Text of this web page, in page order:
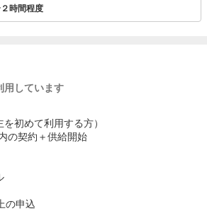
変更可能
で、契約期間の縛りもありません。
時間程度
用しています
初めて利用する方）
の契約＋供給開始
の申込